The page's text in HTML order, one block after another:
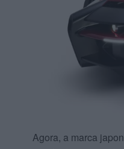
Agora, a marca